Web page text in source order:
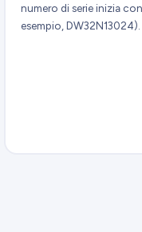
numero di serie inizia con
esempio, DW32N13024).